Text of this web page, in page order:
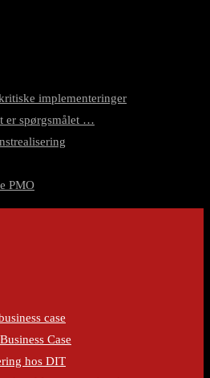
implementeringer
er spørgsmålet …
PMO
case
Case
hos DIT